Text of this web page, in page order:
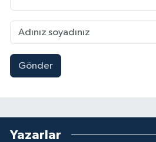
Gönder
Yazarlar